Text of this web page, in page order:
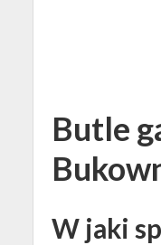
Butle
W jaki